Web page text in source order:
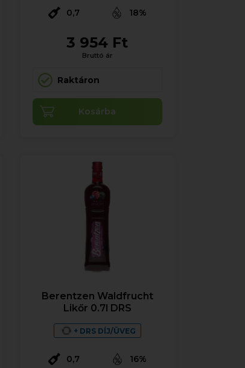
0,7 18%
3 954 Ft
Bruttó ár
Raktáron
Kosárba
Berentzen Waldfrucht
Likőr 0.7l DRS
+ DRS DÍJ/ÜVEG
0,7 16%